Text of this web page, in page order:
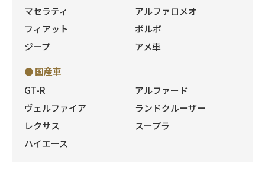
マセラティ
アルファロメオ
フィアット
ボルボ
ジープ
アメ車
● 国産車
GT-R
アルファード
ヴェルファイア
ランドクルーザー
レクサス
スープラ
ハイエース